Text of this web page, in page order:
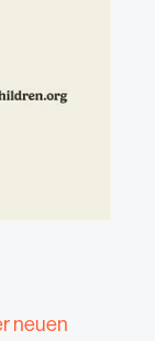
neuen